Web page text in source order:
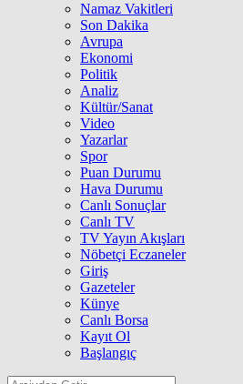
Namaz Vakitleri
Son Dakika
Avrupa
Ekonomi
Politik
Analiz
Kültür/Sanat
Video
Yazarlar
Spor
Puan Durumu
Hava Durumu
Canlı Sonuçlar
Canlı TV
TV Yayın Akışları
Nöbetçi Eczaneler
Giriş
Gazeteler
Künye
Canlı Borsa
Kayıt Ol
Başlangıç